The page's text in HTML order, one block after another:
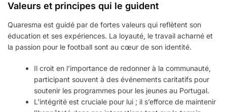
Valeurs et principes qui le guident
Quaresma est guidé par de fortes valeurs qui reflètent son
éducation et ses expériences. La loyauté, le travail acharné et
la passion pour le football sont au cœur de son identité.
Il croit en l’importance de redonner à la communauté,
participant souvent à des événements caritatifs pour
soutenir les programmes pour les jeunes au Portugal.
L’intégrité est cruciale pour lui ; il s’efforce de maintenir